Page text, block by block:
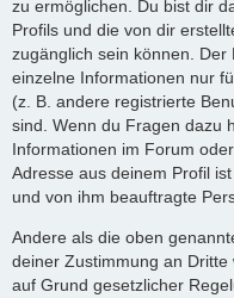
zu ermöglichen. Du bist dir
Profils und die von dir
zugänglich sein können.
einzelne Informationen nur
(z. B. andere registrierte
sind. Wenn du Fragen dazu
Informationen im Forum
Adresse aus deinem Profil
und von ihm beauftragte
Andere als die oben
deiner Zustimmung an
auf Grund gesetzlicher